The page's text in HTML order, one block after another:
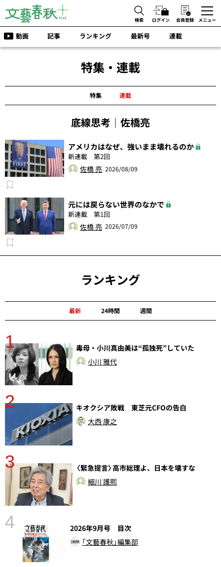
検索 ログイン 会員登録 メニュー
動画 記事 ランキング 最新号 連載
特集・連載
特集 連載
底線思考｜佐橋亮
アメリカはなぜ、強いまま壊れるのか
新連載 第2回
佐橋 亮 2026/08/09
元には戻らない世界のなかで
新連載 第1回
佐橋 亮 2026/07/09
ランキング
最新 24時間 週間
1
毒母・小川真由美は“孤独死”していた
小川 雅代
2
キオクシア敗戦 東芝元CFOの告白
大西 康之
3
〈緊急提言〉高市総理よ、日本を壊すな
細川 護熙
4
2026年9月号 目次
「文藝春秋」編集部